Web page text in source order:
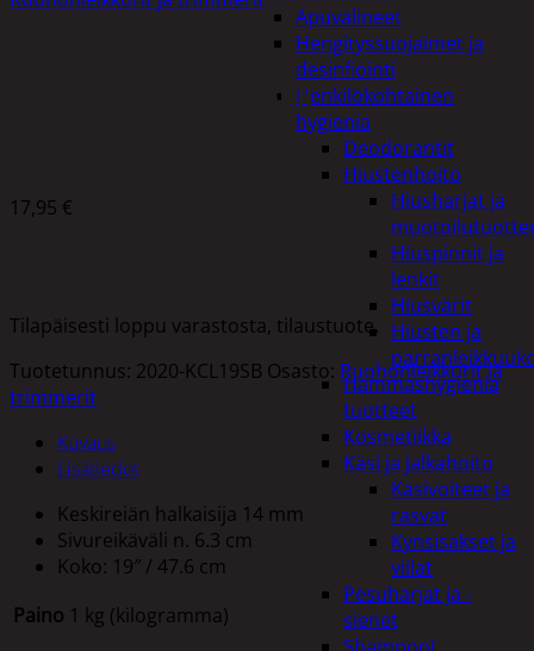
Apuvälineet
Hengityssuojaimet ja
desinfiointi
Henkilökohtainen
hygienia
Deodorantit
Hiustenhoito
Hiusharjat ja
Hiuspinnit ja
lenkit
Hiusvärit
Hiusten ja
Hammashygienia
tuotteet
Kosmetiikka
Käsi ja jalkahoito
Käsivoiteet ja
rasvat
Kynsisakset ja
viilat
Pesuharjat ja -
sienet
VARATERÄ PRO LEIKKURIIN
17,95 €
Tilapäisesti loppu varastosta, tilaustuote.
Tuotetunnus: 2020-KCL19SB Osasto: Ruohonleikkurit ja
trimmerit
Kuvaus
Lisätiedot
Keskireiän halkaisija 14 mm
Sivureikäväli n. 6.3 cm
Koko: 19″ / 47.6 cm
Paino 1 kg (kilogramma)